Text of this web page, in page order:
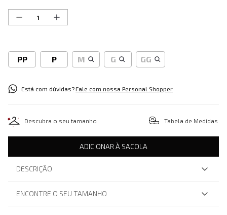
PP P M G GG
Está com dúvidas?Fale com nossa Personal Shopper
Descubra o seu tamanho Tabela de Medidas
ADICIONAR À SACOLA
DESCRIÇÃO
ENCONTRE O SEU TAMANHO